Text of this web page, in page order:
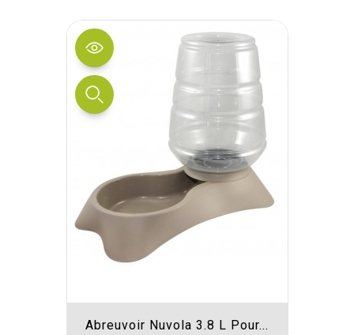
Abreuvoir Nuvola 3.8 L Pour...